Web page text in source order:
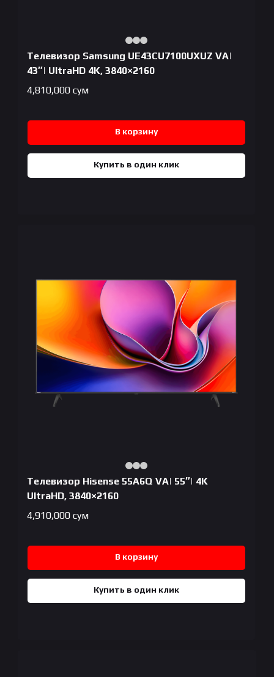
Телевизор Samsung UE43CU7100UXUZ VA|
43″| UltraHD 4K, 3840×2160
4,810,000 сум
В корзину
Купить в один клик
Телевизор Hisense 55A6Q VA| 55″| 4K
UltraHD, 3840×2160
4,910,000 сум
В корзину
Купить в один клик